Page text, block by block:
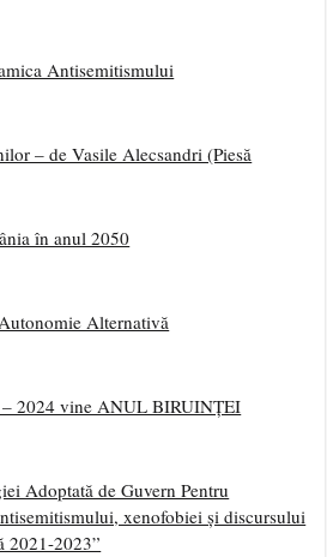
Antisemitismului
– de Vasile Alecsandri (Piesă
în anul 2050
Alternativă
2024 vine ANUL BIRUINȚEI
Adoptată de Guvern Pentru
xenofobiei și discursului
2021-2023”